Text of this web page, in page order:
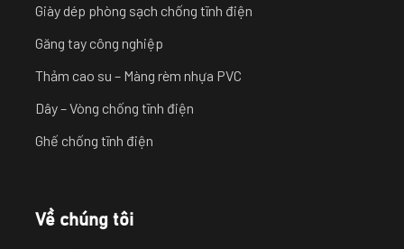
Giày dép phòng sạch chống tĩnh điện
Găng tay công nghiệp
Thảm cao su – Màng rèm nhựa PVC
Dây – Vòng chống tĩnh điện
Ghế chống tĩnh điện
Về chúng tôi